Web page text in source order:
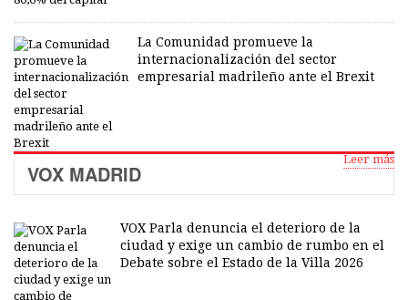
La Comunidad promueve la
internacionalización del sector
empresarial madrileño ante el Brexit
Leer más
VOX MADRID
VOX Parla denuncia el deterioro de la
ciudad y exige un cambio de rumbo en el
Debate sobre el Estado de la Villa 2026